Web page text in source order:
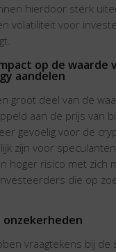
hierdoor sterk
volatiliteit voor
op de waarde
aandelen
groot deel van de
aan de prijs van
gevoelig voor de
zijn voor
hoger risico met zich
die op
vraagtekens bij de